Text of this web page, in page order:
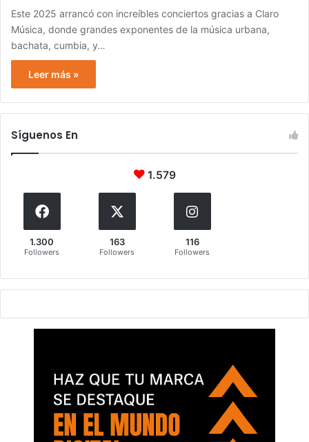
Este 2025 arrancó con increíbles conciertos gracias a Claro
Música, donde grandes exponentes de la música urbana,
bachata, cumbia, y…
Leer más »
Síguenos En
1.579
1.300
Followers
163
Followers
116
Followers